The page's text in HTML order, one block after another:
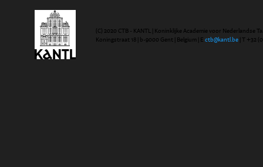
(C) 2020 CTB - KANTL | Koninklijke Academie voor Nederlandse
Koningstraat 18 | b-9000 Gent | Belgium | E ctb@kantl.be | T +32